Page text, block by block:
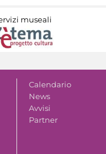
museali
Calendario
News
Avvisi
Partner